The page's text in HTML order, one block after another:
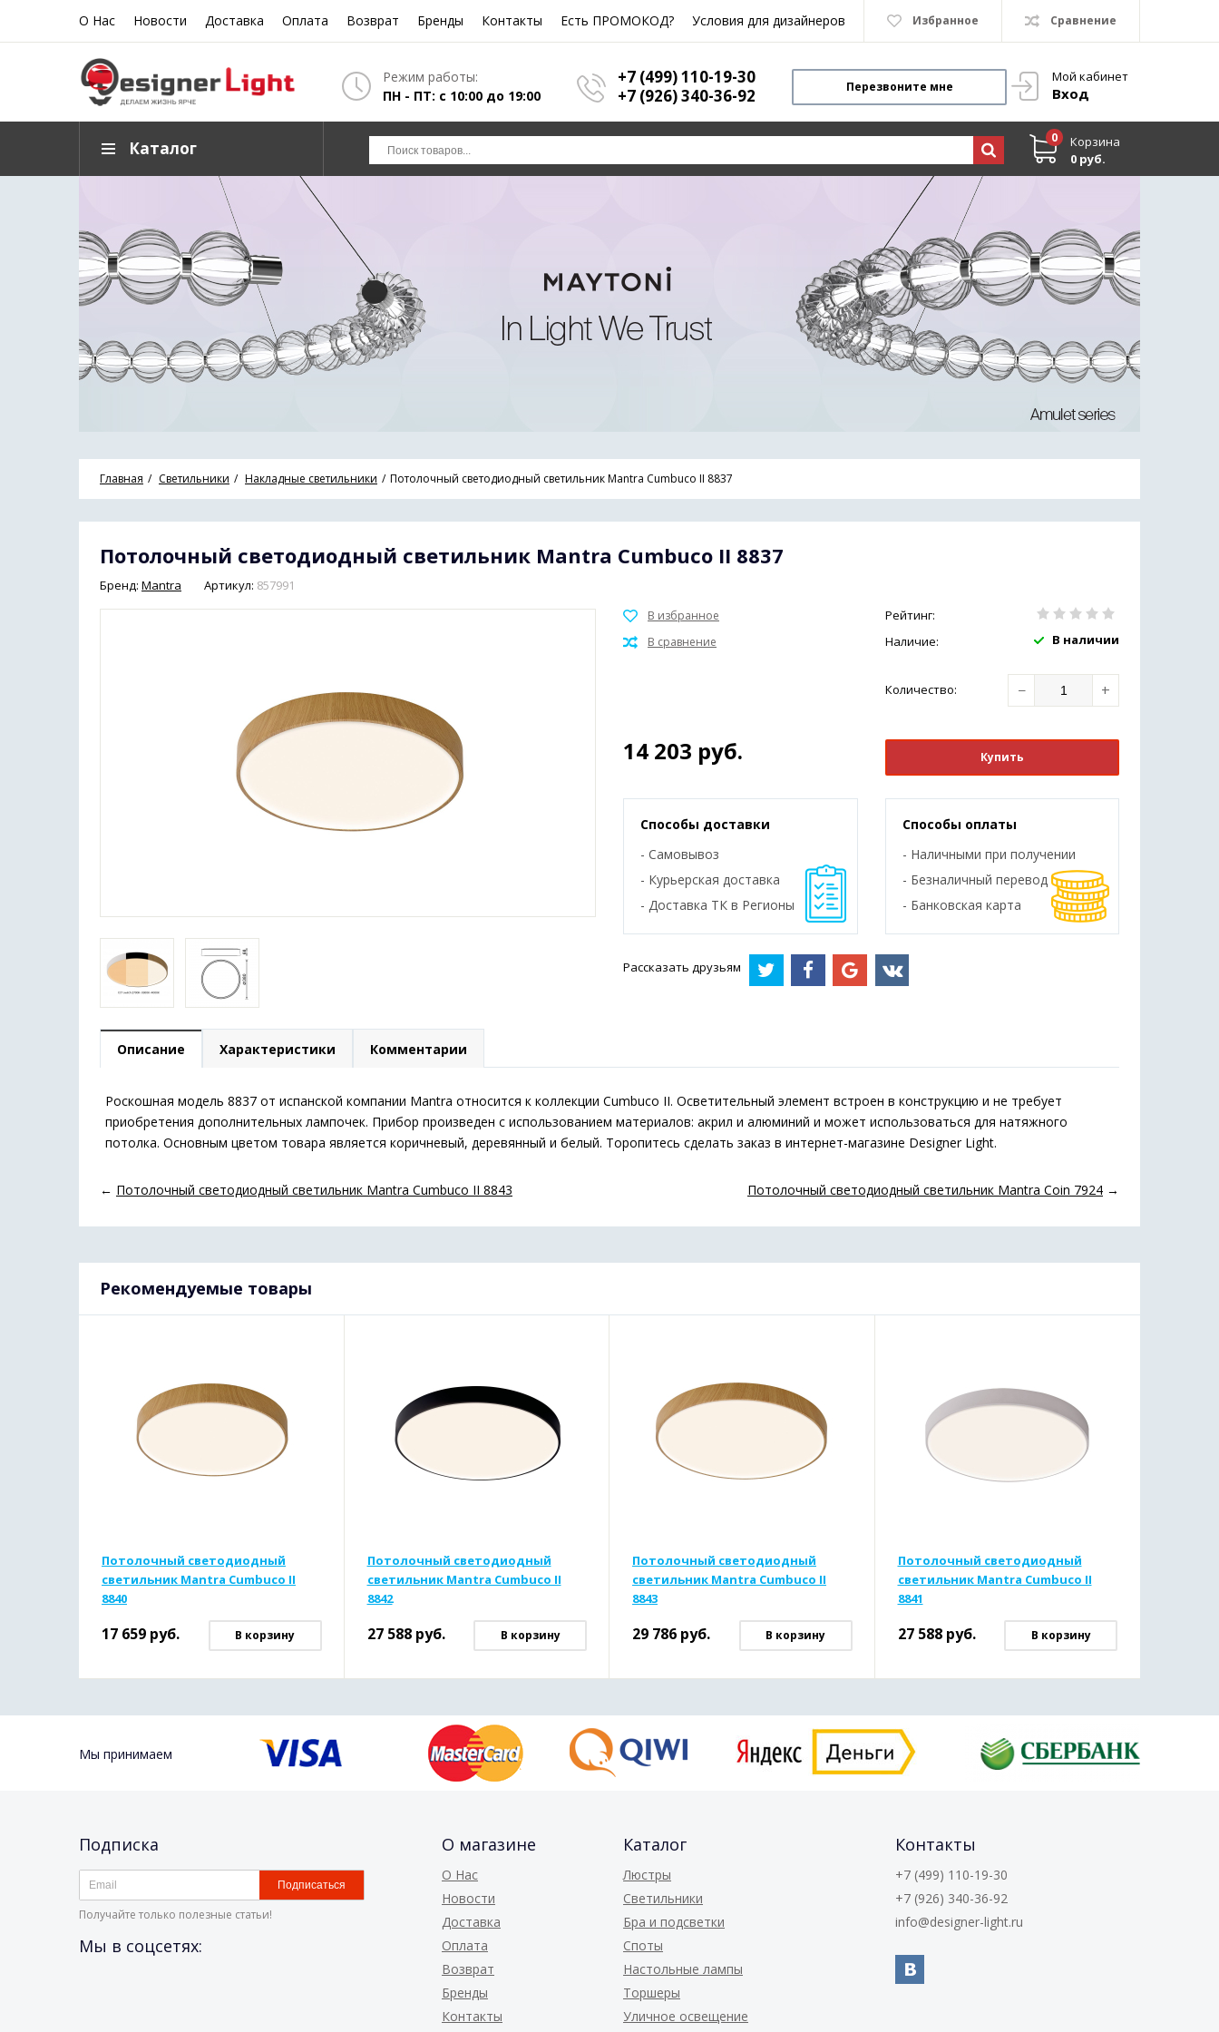
О Нас Новости Доставка Оплата Возврат Бренды Контакты Есть ПРОМОКОД? Условия для дизайнеров Избранное Сравнение
Мой кабинет
Вход
Режим работы:
ПН - ПТ: с 10:00 до 19:00
+7 (499) 110-19-30
+7 (926) 340-36-92
Перезвоните мне
0
Корзина
0 руб.
Каталог
Главная Светильники Накладные светильники Потолочный светодиодный светильник Mantra Cumbuco II 8837
Потолочный светодиодный светильник Mantra Cumbuco II 8837
Бренд: Mantra Артикул: 857991
Рейтинг:
Наличие:
В наличии
Количество: − +
14 203 руб. Купить
Способы доставки
- Самовывоз
- Курьерская доставка
- Доставка ТК в Регионы
Способы оплаты
- Наличными при получении
- Безналичный перевод
- Банковская карта
Рассказать друзьям
Описание Характеристики Комментарии
Роскошная модель 8837 от испанской компании Mantra относится к коллекции Cumbuco II. Осветительный элемент встроен в конструкцию и не требует
приобретения дополнительных лампочек. Прибор произведен с использованием материалов: акрил и алюминий и может использоваться для натяжного
потолка. Основным цветом товара является коричневый, деревянный и белый. Торопитесь сделать заказ в интернет-магазине Designer Light.
← Потолочный светодиодный светильник Mantra Cumbuco II 8843 Потолочный светодиодный светильник Mantra Coin 7924 →
Рекомендуемые товары
Потолочный светодиодный
светильник Mantra Cumbuco II
8840
17 659 руб. В корзину
Потолочный светодиодный
светильник Mantra Cumbuco II
8842
27 588 руб. В корзину
Потолочный светодиодный
светильник Mantra Cumbuco II
8843
29 786 руб. В корзину
Потолочный светодиодный
светильник Mantra Cumbuco II
8841
27 588 руб. В корзину
Мы принимаем
Подписка
Подписаться
Получайте только полезные статьи!
Мы в соцсетях:
О магазине
О Нас
Новости
Доставка
Оплата
Возврат
Бренды
Контакты
Каталог
Люстры
Светильники
Бра и подсветки
Споты
Настольные лампы
Торшеры
Уличное освещение
Контакты
+7 (499) 110-19-30
+7 (926) 340-36-92
info@designer-light.ru